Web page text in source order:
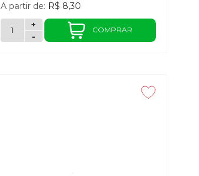
A partir de: R$ 8,30
-
+
COMPRAR